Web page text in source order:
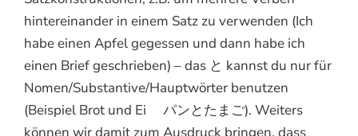
hintereinander in einem Satz zu verwenden (Ich
habe einen Apfel gegessen und dann habe ich
einen Brief geschrieben) – das と kannst du nur für
Nomen/Substantive/Hauptwörter benutzen
(Beispiel Brot und Ei パンとたまご). Weiters